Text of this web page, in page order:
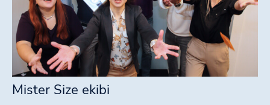
Mister Size ekibi